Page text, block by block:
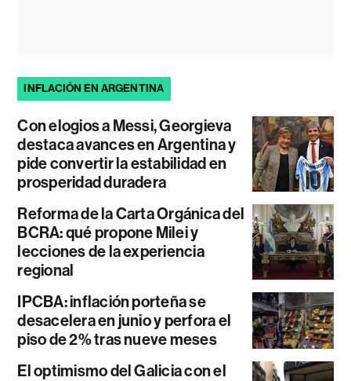
INFLACIÓN EN ARGENTINA
Con elogios a Messi, Georgieva
destaca avances en Argentina y
pide convertir la estabilidad en
prosperidad duradera
Reforma de la Carta Orgánica del
BCRA: qué propone Milei y
lecciones de la experiencia
regional
IPCBA: inflación porteña se
desacelera en junio y perfora el
piso de 2% tras nueve meses
El optimismo del Galicia con el